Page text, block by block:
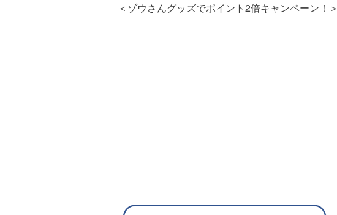
＜ゾウさんグッズでポイント2倍キャンペーン！＞